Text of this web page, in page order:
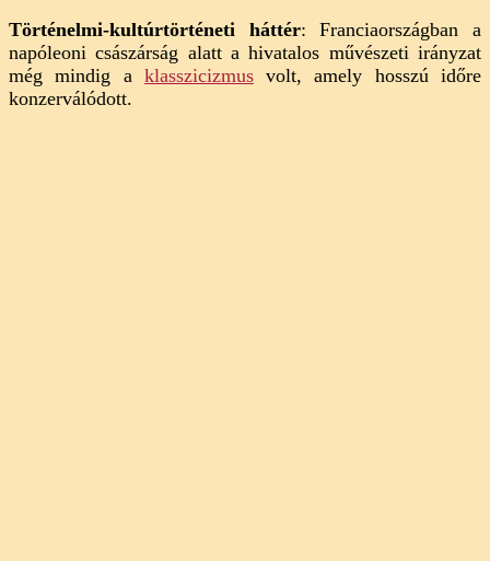
(elemzés)
Történelmi-kultúrtörténeti háttér: Franciaországban a
napóleoni császárság alatt a hivatalos művészeti irányzat
még mindig a klasszicizmusvolt, amely hosszú időre
konzerválódott.